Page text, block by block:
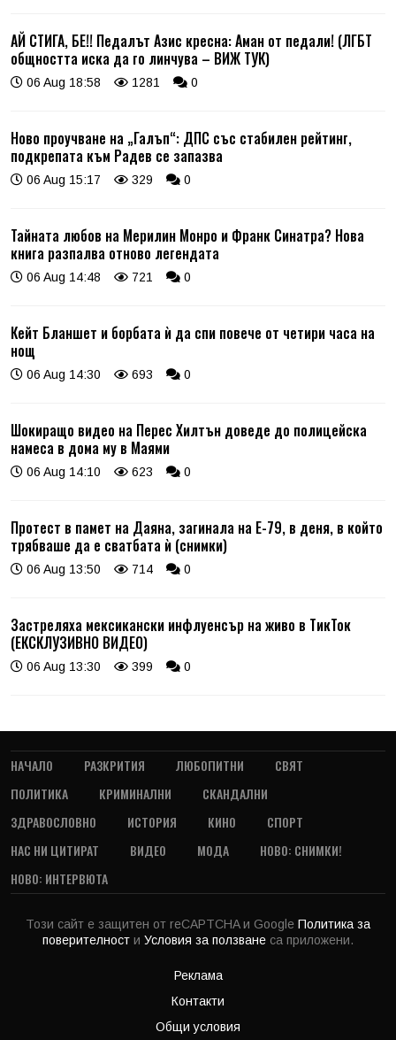
АЙ СТИГА, БЕ!! Педалът Азис кресна: Аман от педали! (ЛГБТ
общността иска да го линчува – ВИЖ ТУК)
06 Aug 18:58 1281 0
Ново проучване на „Галъп“: ДПС със стабилен рейтинг,
подкрепата към Радев се запазва
06 Aug 15:17 329 0
Тайната любов на Мерилин Монро и Франк Синатра? Нова
книга разпалва отново легендата
06 Aug 14:48 721 0
Кейт Бланшет и борбата ѝ да спи повече от четири часа на
нощ
06 Aug 14:30 693 0
Шокиращо видео на Перес Хилтън доведе до полицейска
намеса в дома му в Маями
06 Aug 14:10 623 0
Протест в памет на Даяна, загинала на Е-79, в деня, в който
трябваше да е сватбата ѝ (снимки)
06 Aug 13:50 714 0
Застреляха мексикански инфлуенсър на живо в ТикТок
(ЕКСКЛУЗИВНО ВИДЕО)
06 Aug 13:30 399 0
НАЧАЛО РАЗКРИТИЯ ЛЮБОПИТНИ
СВЯТ
ПОЛИТИКА
КРИМИНАЛНИ
СКАНДАЛНИ
ЗДРАВОСЛОВНО
ИСТОРИЯ КИНО
СПОРТ
НАС НИ ЦИТИРАТ
ВИДЕО МОДА
НОВО: СНИМКИ!
НОВО: ИНТЕРВЮТА
Този сайт е защитен от reCAPTCHA и Google Политика за
поверителност и Условия за ползване са приложени.
Реклама
Контакти
Общи условия